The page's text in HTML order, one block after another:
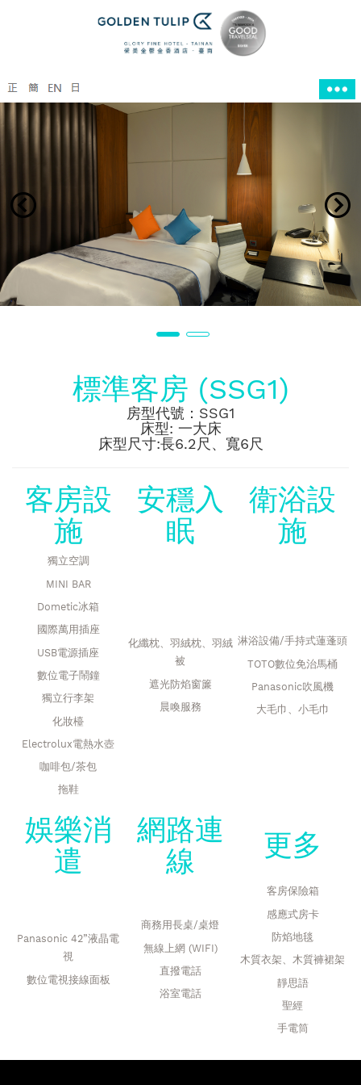
標準客房 (SSG1)
房型代號：SSG1
床型: 一大床
床型尺寸:長6.2尺、寬6尺
客房設
施
安穩入
眠
衛浴設
施
獨立空調
MINI BAR
Dometic冰箱
國際萬用插座
USB電源插座
數位電子鬧鐘
獨立行李架
化妝檯
Electrolux電熱水壺
咖啡包/茶包
拖鞋
化纖枕、羽絨枕、羽絨
被
遮光防焰窗簾
晨喚服務
淋浴設備/手持式蓮蓬頭
TOTO數位免治馬桶
Panasonic吹風機
大毛巾、小毛巾
娛樂消
遣
網路連
線
更多
Panasonic 42”液晶電
視
數位電視接線面板
商務用長桌/桌燈
無線上網 (WIFI)
直撥電話
浴室電話
客房保險箱
感應式房卡
防焰地毯
木質衣架、木質褲裙架
靜思語
聖經
手電筒